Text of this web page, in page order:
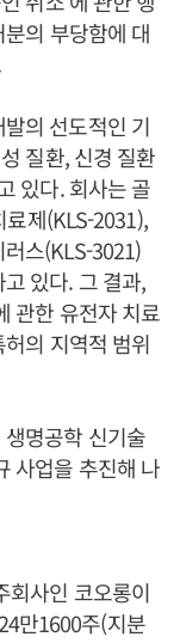
의 부당함에 대
의 선도적인 기
질환, 신경 질환
있다. 회사는 골
료제(KLS-2031),
스(KLS-3021)
있다. 그 결과,
관한 유전자 치료
의 지역적 범위
명공학 신기술
사업을 추진해 나
회사인 코오롱이
만1600주(지분